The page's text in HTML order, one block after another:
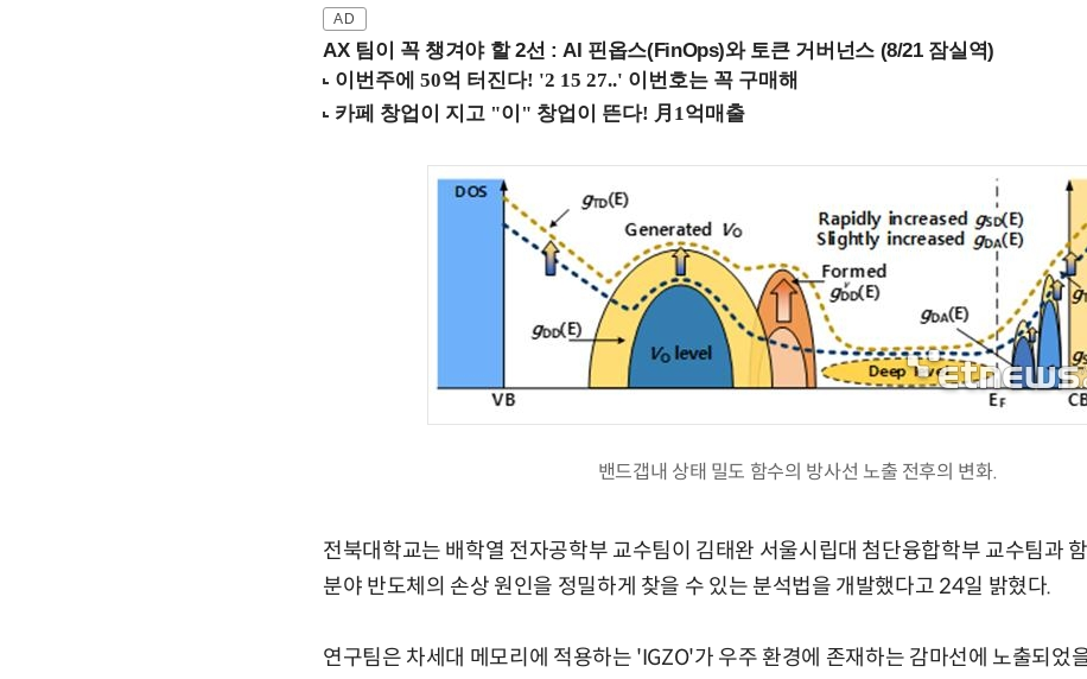
AX 팀이 꼭 챙겨야 할 2선 : AI 핀옵스(FinOps)와 토큰 거버넌스 (8/21 잠실역)
밴드갭내 상태 밀도 함수의 방사선 노출 전후의 변화.
전북대학교는 배학열 전자공학부 교수팀이 김태완 서울시립대 첨단융합학부 교수팀과
분야 반도체의 손상 원인을 정밀하게 찾을 수 있는 분석법을 개발했다고 24일 밝혔다.
연구팀은 차세대 메모리에 적용하는 'IGZO'가 우주 환경에 존재하는 감마선에 노출되었